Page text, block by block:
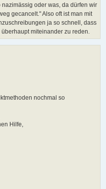
oder was, da dürfen wir
gecancelt." Also oft ist man mit
ja so schnell, dass
miteinander zu reden.
nochmal so
Hilfe,